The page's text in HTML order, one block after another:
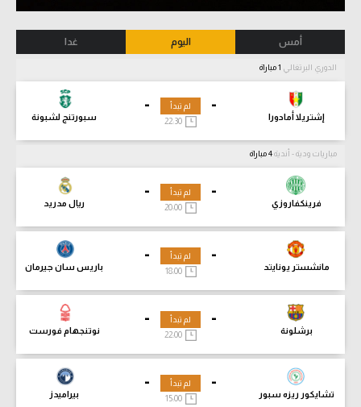
أمس اليوم غدا
الدوري البرتغالي
-
إشتريلا أمادورا
-
سبورتنج لشبونة
لم تبدأ
مباريات ودية - أندية
-
فرينكفاروزي
-
ريال مدريد
لم تبدأ
-
مانشستر يونايتد
-
باريس سان جيرمان
لم تبدأ
18:00
-
برشلونة
-
نوتنجهام فورست
لم تبدأ
-
تشايكور ريزه سبور
-
بيراميدز
لم تبدأ
15:00